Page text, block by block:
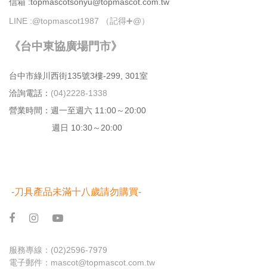
LINE :@topmascot1987 （記得➕@）
《台中東協廣場門市》
台中市綠川⻄街135號3樓-299, 301室
洽詢電話： (04)2228-1338
營業時間：週⼀⾄週六 11:00～20:00
週日 10:30～20:00
-刀具產品未滿十八歲請勿購買-
服務專線： (02)2596-7979
電子郵件： mascot@topmascot.com.tw